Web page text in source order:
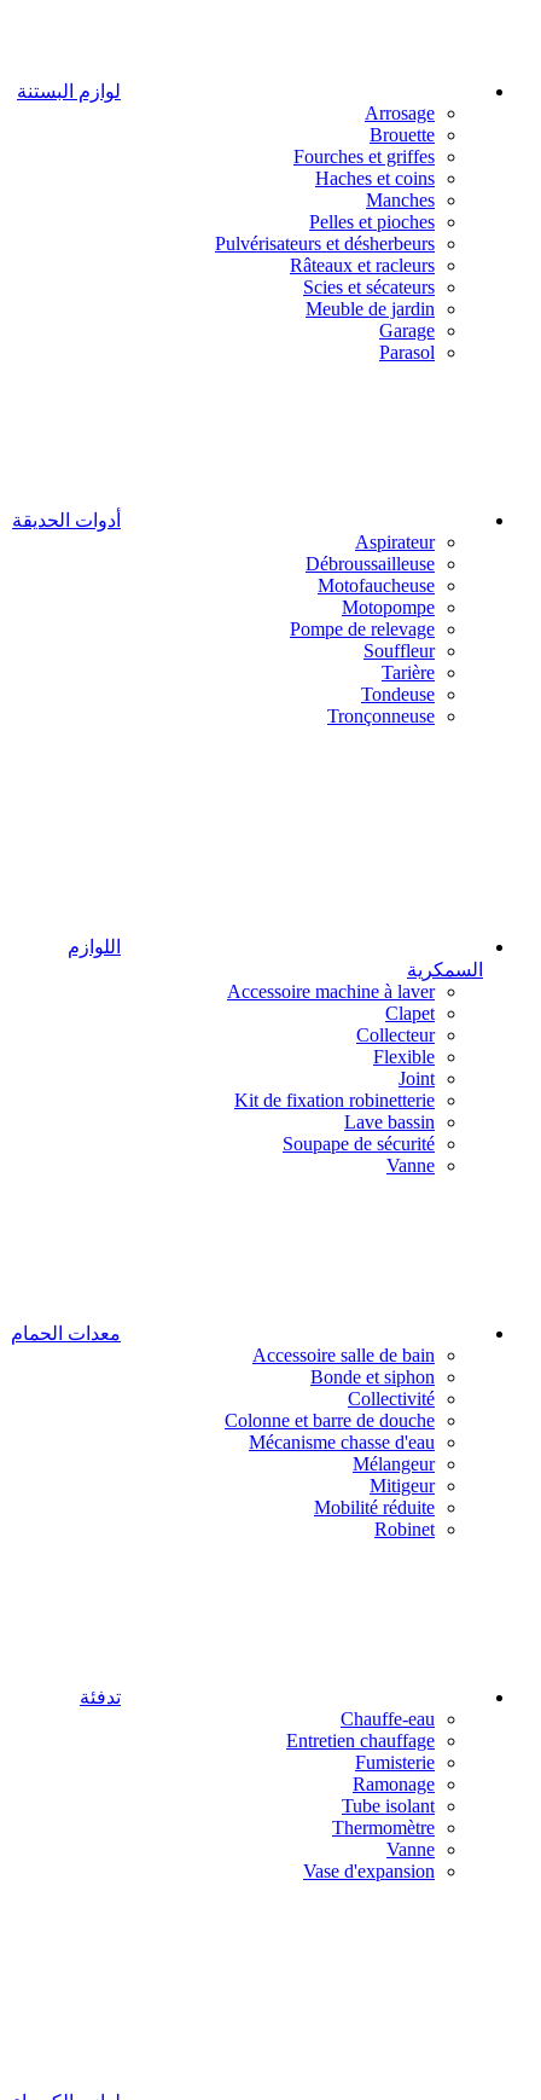
لوازم البستنة
Arrosage
Brouette
Fourches et griffes
Haches et coins
Manches
Pelles et pioches
Pulvérisateurs et désherbeurs
Râteaux et racleurs
Scies et sécateurs
Meuble de jardin
Garage
Parasol
أدوات الحديقة
Aspirateur
Débroussailleuse
Motofaucheuse
Motopompe
Pompe de relevage
Souffleur
Tarière
Tondeuse
Tronçonneuse
اللوازم
السمكرية
Accessoire machine à laver
Clapet
Collecteur
Flexible
Joint
Kit de fixation robinetterie
Lave bassin
Soupape de sécurité
Vanne
معدات الحمام
Accessoire salle de bain
Bonde et siphon
Collectivité
Colonne et barre de douche
Mécanisme chasse d'eau
Mélangeur
Mitigeur
Mobilité réduite
Robinet
تدفئة
Chauffe-eau
Entretien chauffage
Fumisterie
Ramonage
Tube isolant
Thermomètre
Vanne
Vase d'expansion